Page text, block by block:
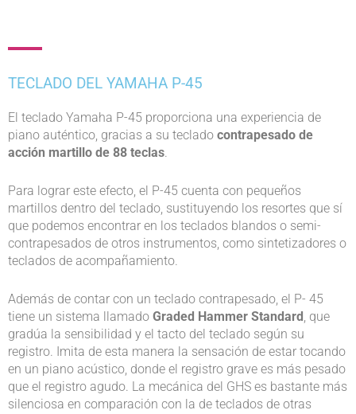
TECLADO DEL YAMAHA P-45
El teclado Yamaha P-45 proporciona una experiencia de
piano auténtico, gracias a su teclado contrapesado de
acción martillo de 88 teclas.
Para lograr este efecto, el P-45 cuenta con pequeños
martillos dentro del teclado, sustituyendo los resortes que sí
que podemos encontrar en los teclados blandos o semi-
contrapesados de otros instrumentos, como sintetizadores o
teclados de acompañamiento.
Además de contar con un teclado contrapesado, el P- 45
tiene un sistema llamado Graded Hammer Standard , que
gradúa la sensibilidad y el tacto del teclado según su
registro. Imita de esta manera la sensación de estar tocando
en un piano acústico, donde el registro grave es más pesado
que el registro agudo. La mecánica del GHS es bastante más
silenciosa en comparación con la de teclados de otras